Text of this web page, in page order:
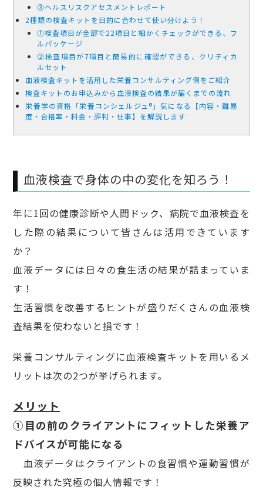
③ヘルスリスクアセスメントレポート
2種類の検査キットを目的に合わせて使い分けよう！
①検査項目が全部で22項目と細かくチェックができる、フ
ルパッケージ
②検査項目が7項目と簡易的に確認ができる、クリティカ
ルセット
血液検査キットを活用した栄養コンサルティング例をご紹介
検査キットのお申込みから血液検査の結果が届くまでの流れ
栄養学の資格「栄養コンシェルジュ®」気になる【内容・難易
度・合格率・料金・評判・仕事】を解説します
血液検査で身体の中の変化を知ろう！
年に1回の健康診断や人間ドック、病院で血液検査を
した際の結果について皆さんは活用できています
か？
血液データには日々の食生活の結果が詰まっていま
す！
生活習慣を改善するヒントが盛りだくさんの血液検
査結果を使わないと損です！
栄養コンサルティングに血液検査キットを用いるメ
リットは次の2つが挙げられます。
メリット
①目の前のクライアントにフィットした栄養ア
ドバイスが可能になる
血液データはクライアントの食習慣や運動習慣が
反映された究極の個人情報です！